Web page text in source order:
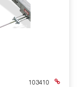
103410